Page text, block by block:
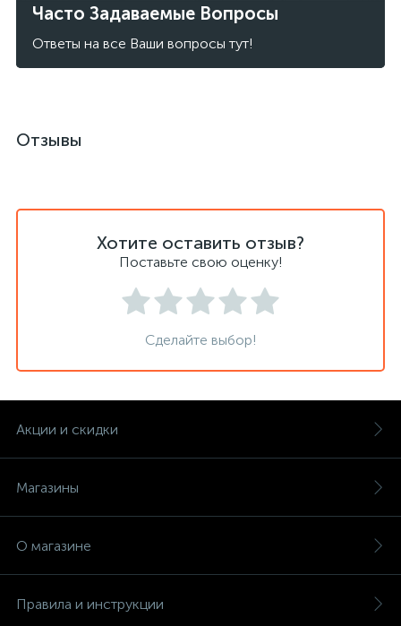
Часто Задаваемые Вопросы
Ответы на все Ваши вопросы тут!
Отзывы
Хотите оставить отзыв?
Поставьте свою оценку!
Сделайте выбор!
Акции и скидки
Магазины
О магазине
Правила и инструкции